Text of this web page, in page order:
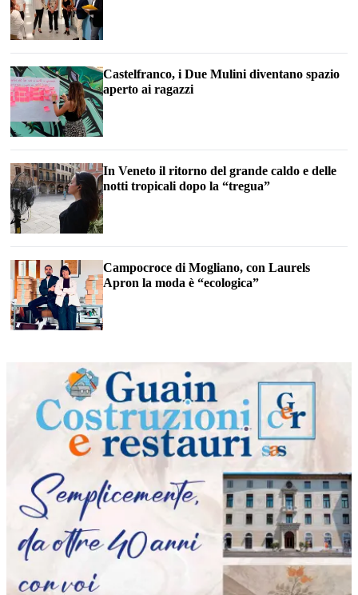
Castelfranco, i Due Mulini diventano spazio
aperto ai ragazzi
In Veneto il ritorno del grande caldo e delle
notti tropicali dopo la “tregua”
Campocroce di Mogliano, con Laurels
Apron la moda è “ecologica”